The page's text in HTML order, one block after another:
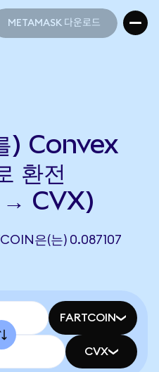
METAMASK 다운로드
) Convex
환전
→ CVX)
은(는) 0.087107
FARTCOIN
CVX